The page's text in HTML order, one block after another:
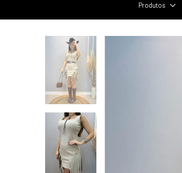
Produtos